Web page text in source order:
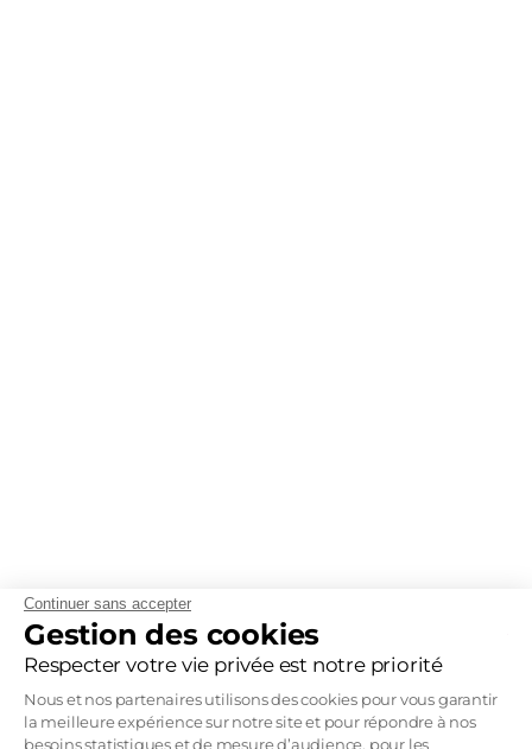
Continuer sans accepter
Gestion des cookies
Respecter votre vie privée est notre priorité
Nous et nos partenaires utilisons des cookies pour vous garantir
la meilleure expérience sur notre site et pour répondre à nos
besoins statistiques et de mesure d’audience, pour les